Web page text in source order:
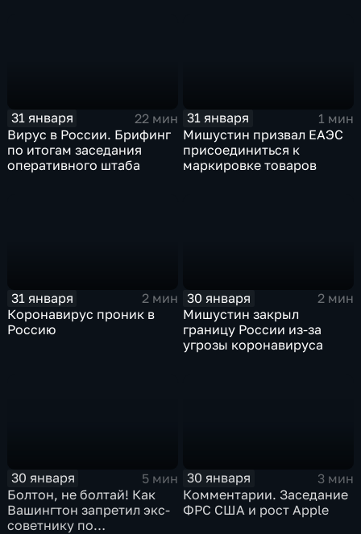
31 января
22 мин
Вирус в России. Брифинг
по итогам заседания
оперативного штаба
31 января
1 мин
Мишустин призвал ЕАЭС
присоединиться к
маркировке товаров
31 января
2 мин
Коронавирус проник в
Россию
30 января
2 мин
Мишустин закрыл
границу России из-за
угрозы коронавируса
30 января
5 мин
Болтон, не болтай! Как
Вашингтон запретил экс-
советнику по
30 января
3 мин
Комментарии. Заседание
ФРС США и рост Apple